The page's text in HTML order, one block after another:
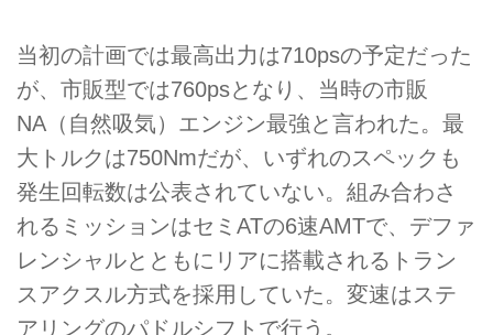
当初の計画では最高出力は710psの予定だった
が、市販型では760psとなり、当時の市販
NA（自然吸気）エンジン最強と言われた。最
大トルクは750Nmだが、いずれのスペックも
発生回転数は公表されていない。組み合わさ
れるミッションはセミATの6速AMTで、デファ
レンシャルとともにリアに搭載されるトラン
スアクスル方式を採用していた。変速はステ
アリングのパドルシフトで行う。